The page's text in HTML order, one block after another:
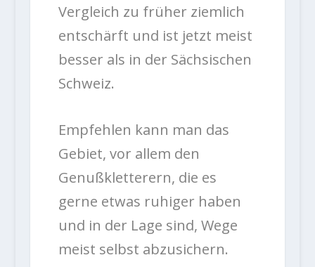
Vergleich zu früher ziemlich
entschärft und ist jetzt meist
besser als in der Sächsischen
Schweiz.
Empfehlen kann man das
Gebiet, vor allem den
Genußkletterern, die es
gerne etwas ruhiger haben
und in der Lage sind, Wege
meist selbst abzusichern.